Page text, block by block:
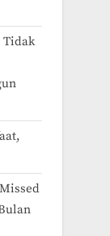
Tidak